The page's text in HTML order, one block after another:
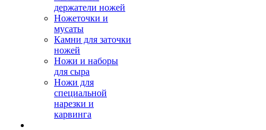
держатели ножей
Ножеточки и
мусаты
Камни для заточки
ножей
Ножи и наборы
для сыра
Ножи для
специальной
нарезки и
карвинга